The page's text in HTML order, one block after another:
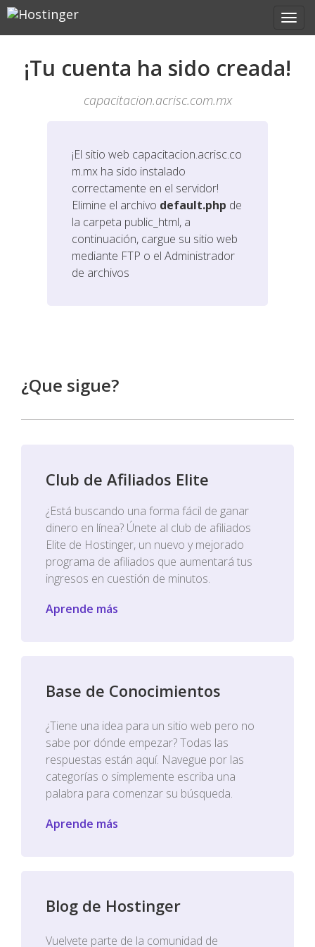
¡Tu cuenta ha sido creada!
capacitacion.acrisc.com.mx
¡El sitio web capacitacion.acrisc.co
m.mx ha sido instalado
correctamente en el servidor!
Elimine el archivo default.php de
la carpeta public_html, a
continuación, cargue su sitio web
mediante FTP o el Administrador
de archivos
¿Que sigue?
Club de Afiliados Elite
¿Está buscando una forma fácil de ganar
dinero en línea? Únete al club de afiliados
Elite de Hostinger, un nuevo y mejorado
programa de afiliados que aumentará tus
ingresos en cuestión de minutos.
Aprende más
Base de Conocimientos
¿Tiene una idea para un sitio web pero no
sabe por dónde empezar? Todas las
respuestas están aquí. Navegue por las
categorías o simplemente escriba una
palabra para comenzar su búsqueda.
Aprende más
Blog de Hostinger
Vuelvete parte de la comunidad de